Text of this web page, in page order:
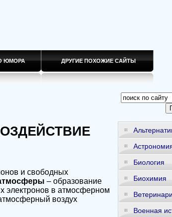
ЮМОРА ДРУГИЕ ПОХОЖИЕ САЙТЫ
и свободных
– образование
электронов в атмосферном
воздух
Биология
Биохимия
Военная